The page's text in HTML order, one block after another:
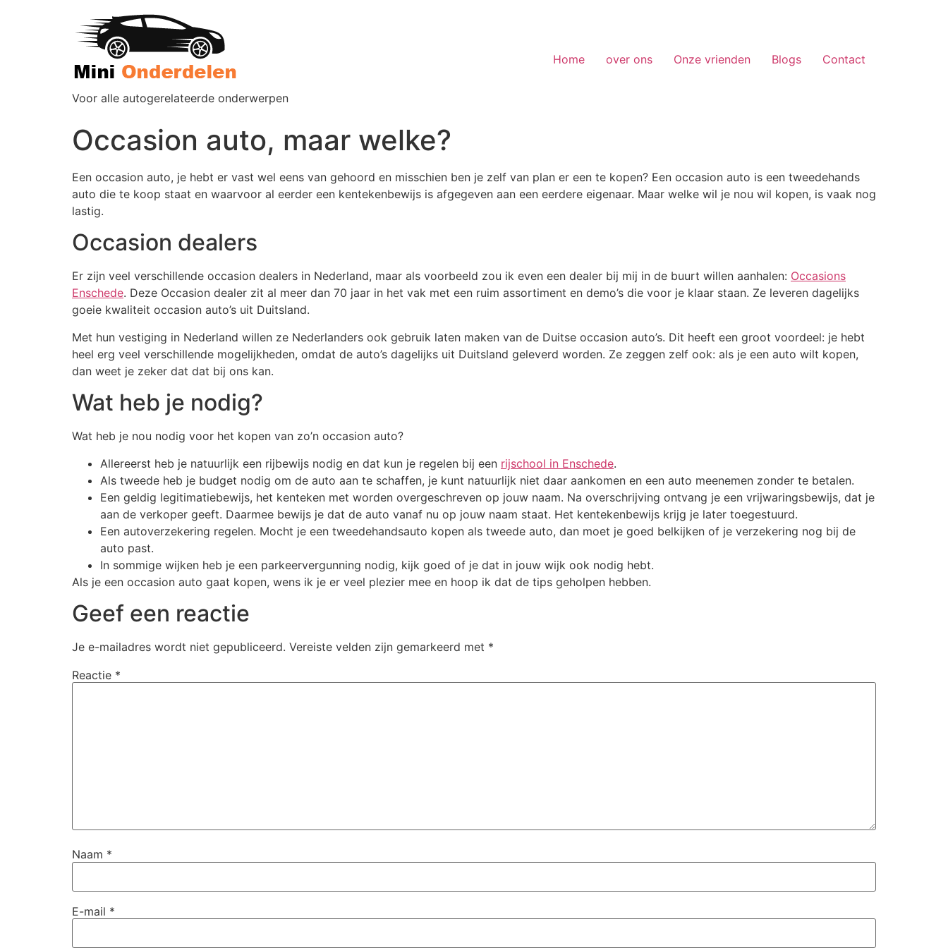
Voor alle autogerelateerde onderwerpen
Home over ons Onze vrienden Blogs Contact
Occasion auto, maar welke?
Een occasion auto, je hebt er vast wel eens van gehoord en misschien ben je zelf van plan er een te kopen? Een occasion auto is een tweedehands
auto die te koop staat en waarvoor al eerder een kentekenbewijs is afgegeven aan een eerdere eigenaar. Maar welke wil je nou wil kopen, is vaak nog
lastig.
Occasion dealers
Er zijn veel verschillende occasion dealers in Nederland, maar als voorbeeld zou ik even een dealer bij mij in de buurt willen aanhalen: Occasions
Enschede. Deze Occasion dealer zit al meer dan 70 jaar in het vak met een ruim assortiment en demo’s die voor je klaar staan. Ze leveren dagelijks
goeie kwaliteit occasion auto’s uit Duitsland.
Met hun vestiging in Nederland willen ze Nederlanders ook gebruik laten maken van de Duitse occasion auto’s. Dit heeft een groot voordeel: je hebt
heel erg veel verschillende mogelijkheden, omdat de auto’s dagelijks uit Duitsland geleverd worden. Ze zeggen zelf ook: als je een auto wilt kopen,
dan weet je zeker dat dat bij ons kan.
Wat heb je nodig?
Wat heb je nou nodig voor het kopen van zo’n occasion auto?
Allereerst heb je natuurlijk een rijbewijs nodig en dat kun je regelen bij een rijschool in Enschede.
Als tweede heb je budget nodig om de auto aan te schaffen, je kunt natuurlijk niet daar aankomen en een auto meenemen zonder te betalen.
Een geldig legitimatiebewijs, het kenteken met worden overgeschreven op jouw naam. Na overschrijving ontvang je een vrijwaringsbewijs, dat je
aan de verkoper geeft. Daarmee bewijs je dat de auto vanaf nu op jouw naam staat. Het kentekenbewijs krijg je later toegestuurd.
Een autoverzekering regelen. Mocht je een tweedehandsauto kopen als tweede auto, dan moet je goed belkijken of je verzekering nog bij de
auto past.
In sommige wijken heb je een parkeervergunning nodig, kijk goed of je dat in jouw wijk ook nodig hebt.
Als je een occasion auto gaat kopen, wens ik je er veel plezier mee en hoop ik dat de tips geholpen hebben.
Geef een reactie
Je e-mailadres wordt niet gepubliceerd. Vereiste velden zijn gemarkeerd met *
Reactie *
Naam *
E-mail *